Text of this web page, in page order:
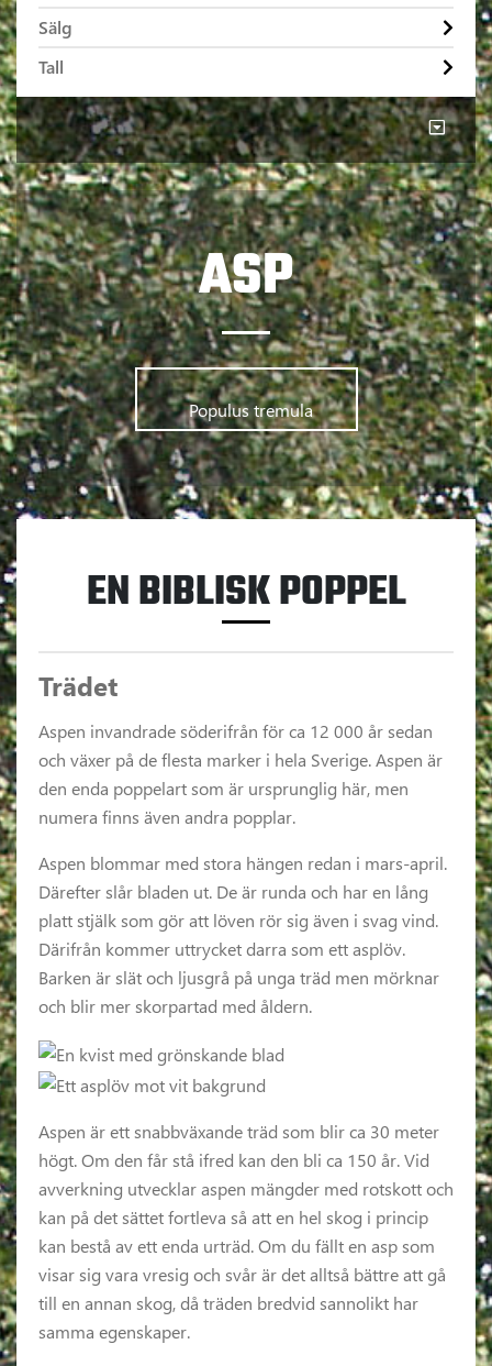
Sälg
Tall
ASP
      	Populus tremula
EN BIBLISK POPPEL
Trädet
Aspen invandrade söderifrån för ca 12 000 år sedan
och växer på de flesta marker i hela Sverige. Aspen är
den enda poppelart som är ursprunglig här, men
numera finns även andra popplar.
Aspen blommar med stora hängen redan i mars-april.
Därefter slår bladen ut. De är runda och har en lång
platt stjälk som gör att löven rör sig även i svag vind.
Därifrån kommer uttrycket darra som ett asplöv.
Barken är slät och ljusgrå på unga träd men mörknar
och blir mer skorpartad med åldern.
Aspen är ett snabbväxande träd som blir ca 30 meter
högt. Om den får stå ifred kan den bli ca 150 år. Vid
avverkning utvecklar aspen mängder med rotskott och
kan på det sättet fortleva så att en hel skog i princip
kan bestå av ett enda urträd. Om du fällt en asp som
visar sig vara vresig och svår är det alltså bättre att gå
till en annan skog, då träden bredvid sannolikt har
samma egenskaper.